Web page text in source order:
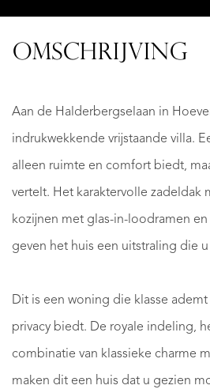
OMSCHRIJVING
Aan de Halderbergselaan in
indrukwekkende vrijstaande villa.
alleen ruimte en comfort biedt,
vertelt. Het karaktervolle zadeldak
kozijnen met glas-in-loodramen
geven het huis een uitstraling die
Dit is een woning die klasse ademt
privacy biedt. De royale indeling,
combinatie van klassieke charme
maken dit een huis dat u gezien